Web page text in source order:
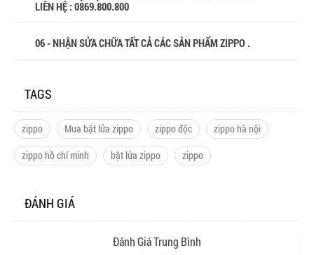
LIÊN HỆ : 0869.800.800
06 - NHẬN SỬA CHỮA TẤT CẢ CÁC SẢN PHẨM ZIPPO .
TAGS
zippo Mua bật lửa zippo zippo độc
zippo hà nội
zippo hồ chí minh
bật lửa zippo zippo
ĐÁNH GIÁ
Đánh Giá Trung Bình